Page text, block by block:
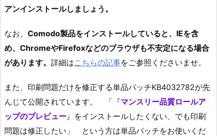
アンインストールしましょう。
なお、 Comodo製品をインストールしていると、IEを含
め、ChromeやFirefoxなどのブラウザも不安定になる場合
があります。 詳細はこちらの記事をご参照くださいませ。
また、印刷問題だけを修正する単品パッチKB4032782が先
んじて公開されています。 「『マンスリー品質ロールア
ップのプレビュー 』をインストールしたくない、でも印刷
問題は修正したい」 という方は単品パッチをお使いくだ